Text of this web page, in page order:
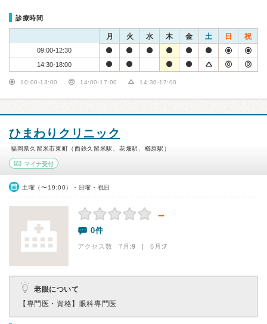
診療時間
月 火 水 木 金 土 日 祝
09:00-12:30
14:30-18:00
10:00-13:00 14:00-17:00 14:30-17:00
ひまわりクリニック
福岡県久留米市東町（西鉄久留米駅、花畑駅、櫛原駅）
マイナ受付
土曜（〜19:00）・日曜・祝日
－
0件
アクセス数 7月:9 | 6月:7
老眼について
【専門医・資格】 眼科専門医